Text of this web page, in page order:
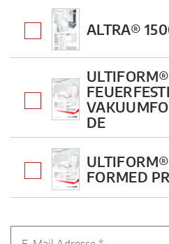
ALTRA®
ULTIFORM®
DE
FORMED